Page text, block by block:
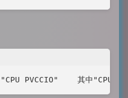
PVCCIO"    其中